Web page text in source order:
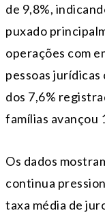
de 9,8%,
puxado
operações com
pessoas jurídicas
dos 7,6%
famílias avançou
Os dados
continua
taxa média de